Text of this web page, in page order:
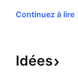
Continuez à lire
Idées